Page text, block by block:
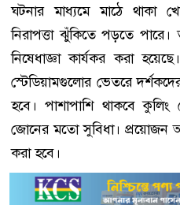
ঘটনার মাধ্যমে মাঠে থাকা
নিরাপত্তা ঝুঁকিতে পড়তে
নিষেধাজ্ঞা কার্যকর করা
স্টেডিয়ামগুলোর ভেতরে দর্শকদের
হবে। পাশাপাশি থাকবে
জোনের মতো সুবিধা। প্রয়োজন
করা হবে।